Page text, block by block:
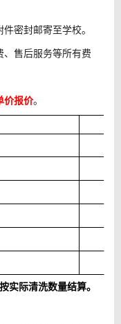
密封邮寄至学校。
、售后服务等所有费
价报价。
按实际清洗数量结算。